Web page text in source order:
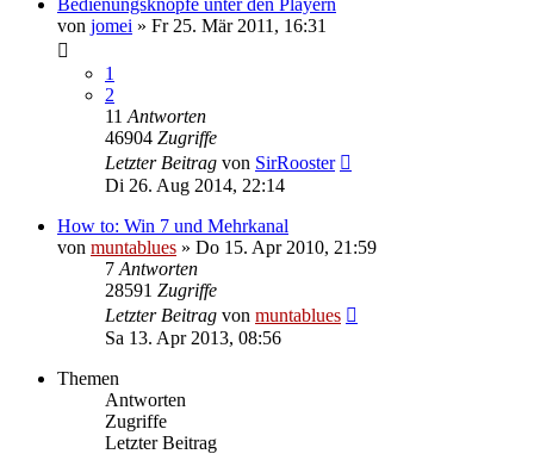
Bedienungsknöpfe unter den Playern
von jomei » Fr 25. Mär 2011, 16:31
1
2
11 Antworten
46904 Zugriffe
Letzter Beitrag von SirRooster
Di 26. Aug 2014, 22:14
How to: Win 7 und Mehrkanal
von muntablues » Do 15. Apr 2010, 21:59
7 Antworten
28591 Zugriffe
Letzter Beitrag von muntablues
Sa 13. Apr 2013, 08:56
Themen
Antworten
Zugriffe
Letzter Beitrag